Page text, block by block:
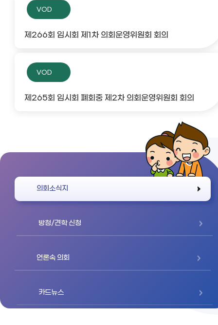
VOD
제266회 임시회 제1차 의회운영위원회 회의
VOD
제265회 임시회 폐회중 제2차 의회운영위원회 회의
의회소식지
방청/견학 신청
언론속 의회
카드뉴스